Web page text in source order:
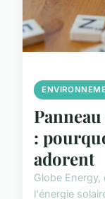
:
adorent
Globe
l'énergie